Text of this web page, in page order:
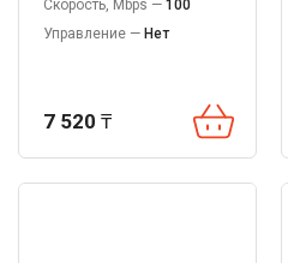
Скорость, Mbps — 100
Управление — Нет
7 520 ₸